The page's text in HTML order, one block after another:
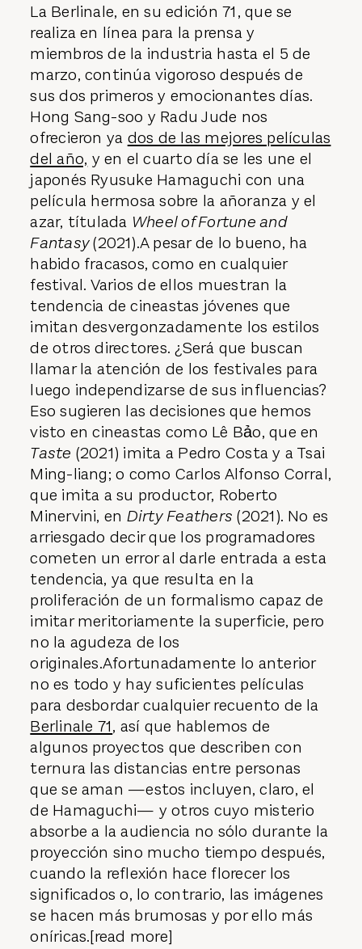
La Berlinale, en su edición 71, que se
realiza en línea para la prensa y
miembros de la industria hasta el 5 de
marzo, continúa vigoroso después de
sus dos primeros y emocionantes días.
Hong Sang-soo y Radu Jude nos
ofrecieron ya dos de las mejores películas
del año, y en el cuarto día se les une el
japonés Ryusuke Hamaguchi con una
película hermosa sobre la añoranza y el
azar, títulada Wheel of Fortune and
Fantasy(2021).A pesar de lo bueno, ha
habido fracasos, como en cualquier
festival. Varios de ellos muestran la
tendencia de cineastas jóvenes que
imitan desvergonzadamente los estilos
de otros directores. ¿Será que buscan
llamar la atención de los festivales para
luego independizarse de sus influencias?
Eso sugieren las decisiones que hemos
visto en cineastas como Lê Bảo, que en
Taste (2021) imita a Pedro Costa y a Tsai
Ming-liang; o como Carlos Alfonso Corral,
que imita a su productor, Roberto
Minervini, en Dirty Feathers (2021). No es
arriesgado decir que los programadores
cometen un error al darle entrada a esta
tendencia, ya que resulta en la
proliferación de un formalismo capaz de
imitar meritoriamente la superficie, pero
no la agudeza de los
originales.Afortunadamente lo anterior
no es todo y hay suficientes películas
para desbordar cualquier recuento de la
Berlinale 71, así que hablemos de
algunos proyectos que describen con
ternura las distancias entre personas
que se aman —estos incluyen, claro, el
de Hamaguchi— y otros cuyo misterio
absorbe a la audiencia no sólo durante la
proyección sino mucho tiempo después,
cuando la reflexión hace florecer los
significados o, lo contrario, las imágenes
se hacen más brumosas y por ello más
oníricas.[read more]